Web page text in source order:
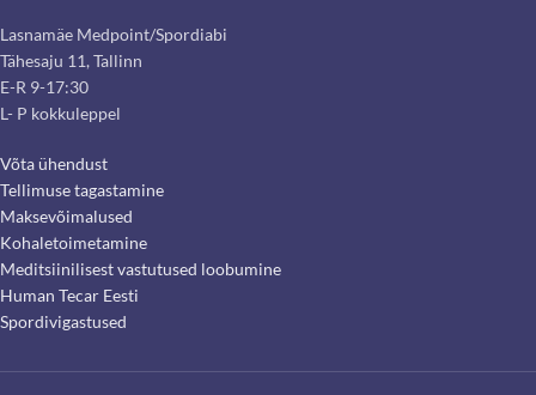
Lasnamäe Medpoint/Spordiabi
Tähesaju 11, Tallinn
E-R 9-17:30
L- P kokkuleppel
Võta ühendust
Tellimuse tagastamine
Maksevõimalused
Kohaletoimetamine
Meditsiinilisest vastutused loobumine
Human Tecar Eesti
Spordivigastused